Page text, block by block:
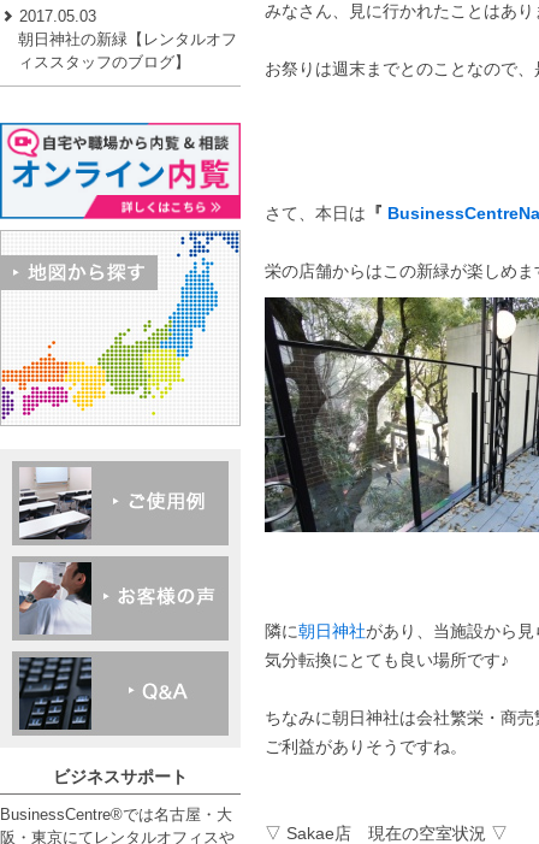
みなさん、見に行かれたことはあり
お祭りは週末までとのことなので
さて、本日は 『
栄の店舗からはこの新緑が楽しめま
隣に朝日神社があり、当施設から
気分転換にとても良い場所です♪
ちなみに朝日神社は会社繁栄・商
ご利益がありそうですね。
▽ Sakae店 現在の空室状況 ▽
2017.05.03
朝日神社の新緑【レンタルオフ
ィススタッフのブログ】
ビジネスサポート
BusinessCentre®では名古屋・大
阪・東京にてレンタルオフィスや